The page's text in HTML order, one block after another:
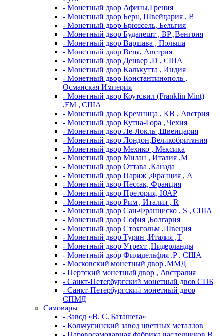
- Монетный двор Афины,Греция
- Монетный двор Берн, Швейцария , В
- Монетный двор Брюссель, Бельгия
- Монетный двор Будапешт , BP ,Венгрия
- Монетный двор Варшава , Польша
- Монетный двор Вена, Австрия
- Монетный двор Денвер ,D , США
- Монетный двор Калькутта , Индия
- Монетный двор Константинополь ,
Османская Империя
- Монетный двор Коутсвил (Franklin Mint)
,FM , США
- Монетный двор Кремница , KB , Австрия
- Монетный двор Кутна-Гора , Чехия
- Монетный двор Ле-Локль ,Швейцария
- Монетный двор Лондон,Великобритания
- Монетный двор Мехико , Мексика
- Монетный двор Милан , Италия ,M
- Монетный двор Оттава ,Канада
- Монетный двор Париж ,Франция , A
- Монетный двор Пессак, Франция
- Монетный двор Претория, ЮАР
- Монетный двор Рим , Италия , R
- Монетный двор Сан-Франциско , S , США
- Монетный двор София ,Болгария
- Монетный двор Стокгольм ,Швеция
- Монетный двор Турин ,Италия ,T
- Монетный двор Утрехт ,Нидерланды
- Монетный двор Филадельфия ,P , США
- Московский монетный двор ,ММД
- Пертский монетный двор , Австралия
- Санкт-Петербургский монетный двор СПБ
- Санкт-Петербургский монетный двор
СПМД
Самовары
- Завод «В. С. Баташева»
- Кольчугинский завод цветных металлов
- Паровосамоварная фабрика наследников В.